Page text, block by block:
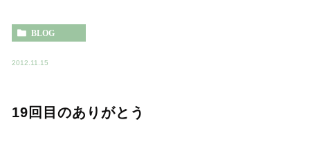
BLOG
2012.11.15
19回目のありがとう